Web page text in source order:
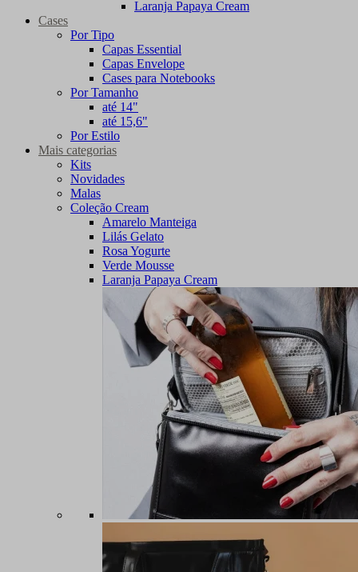
Laranja Papaya Cream
Cases
Por Tipo
Capas Essential
Capas Envelope
Cases para Notebooks
Por Tamanho
até 14"
até 15,6"
Por Estilo
Mais categorias
Kits
Novidades
Malas
Coleção Cream
Amarelo Manteiga
Lilás Gelato
Rosa Yogurte
Verde Mousse
Laranja Papaya Cream